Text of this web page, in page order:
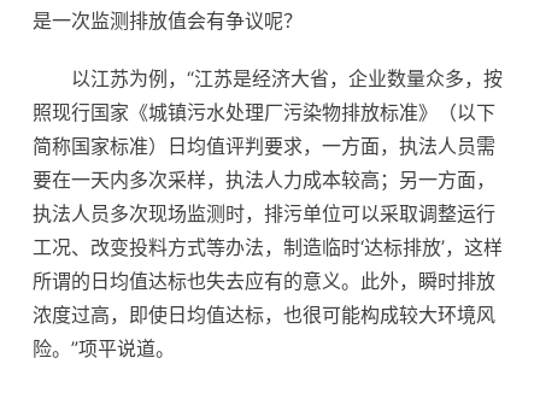
是一次监测排放值会有争议呢？
以江苏为例，“江苏是经济大省，企业数量众多，按
照现行国家《城镇污水处理厂污染物排放标准》（以下
简称国家标准）日均值评判要求，一方面，执法人员需
要在一天内多次采样，执法人力成本较高；另一方面，
执法人员多次现场监测时，排污单位可以采取调整运行
工况、改变投料方式等办法，制造临时‘达标排放’，这样
所谓的日均值达标也失去应有的意义。此外，瞬时排放
浓度过高，即使日均值达标，也很可能构成较大环境风
险。”项平说道。